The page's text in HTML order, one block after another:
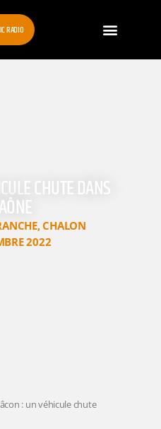
RADIO
CHUTE DANS
,CHALON
2022
: un véhicule chute